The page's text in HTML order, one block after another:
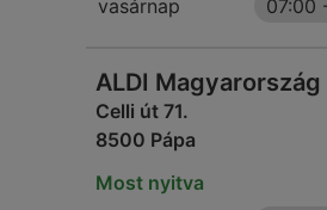
vasárnap
07:00
ALDI
Celli út 71.
8500 Pápa
Most nyitva